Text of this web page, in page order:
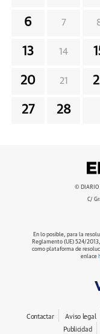
6 7
13 14
20 21
27 28
© DIARIO
C/
En lo posible, para la
Reglamento (UE) 524/
como plataforma de
enlace
Contactar Aviso legal
Publicidad